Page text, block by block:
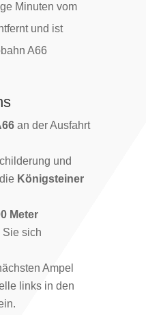
Minuten vom
und ist
A66
an der Ausfahrt
und
Königsteiner
Meter
Sie sich
Ampel
links in den